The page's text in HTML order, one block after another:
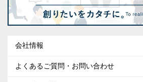
会社情報
よくあるご質問・お問い合わせ